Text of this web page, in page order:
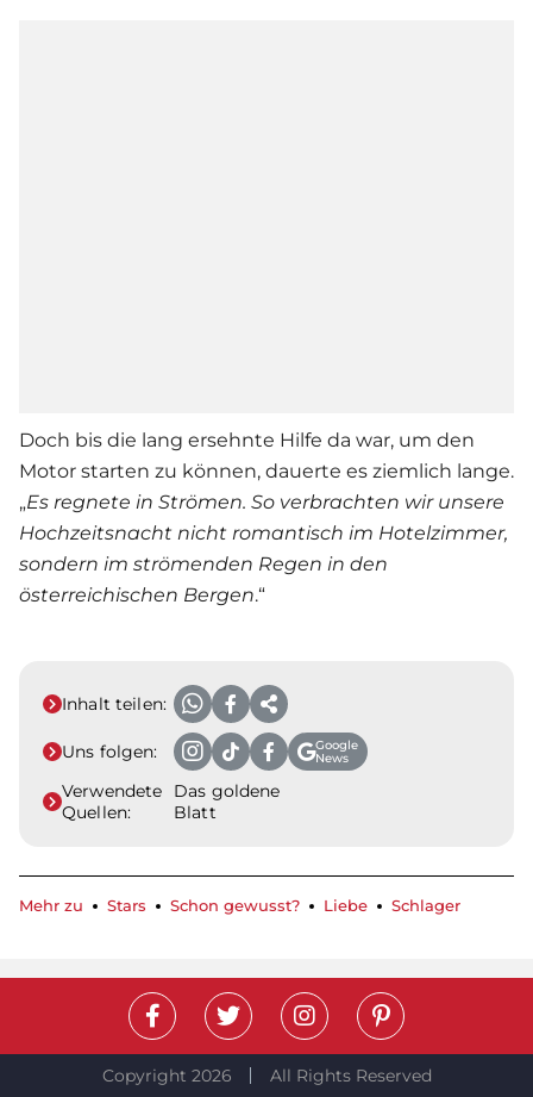
Doch bis die lang ersehnte Hilfe da war, um den
Motor starten zu können, dauerte es ziemlich lange.
„Es regnete in Strömen. So verbrachten wir unsere
Hochzeitsnacht nicht romantisch im Hotelzimmer,
sondern im strömenden Regen in den
österreichischen Bergen.“
Inhalt teilen:
Uns folgen:
Google
News
Verwendete
Quellen:
Das goldene
Blatt
Mehr zu Stars Schon gewusst? Liebe Schlager
Copyright 2026 All Rights Reserved